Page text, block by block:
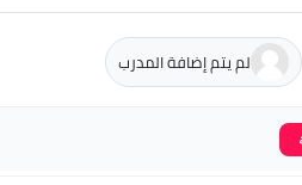
لم يتم إضافة المدرب